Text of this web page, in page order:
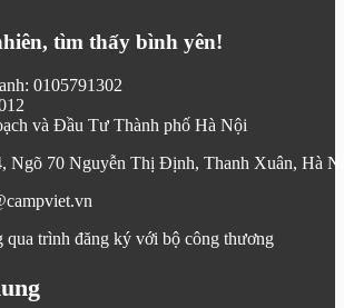
tìm thấy bình yên!
0105791302
và Đầu Tư Thành phố Hà Nội
Ngõ 70 Nguyễn Thị Định, Thanh Xuân, Hà
qua trình đăng ký với bộ công thương